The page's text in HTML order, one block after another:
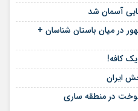
آسمان شد
در میان باستان شناسان +
یک کافه!
ایران
در منطقه ساری